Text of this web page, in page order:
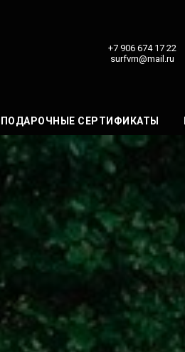
+7 906 674 17 22
surfvrn@mail.ru
ПОДАРОЧНЫЕ СЕРТИФИКАТЫ